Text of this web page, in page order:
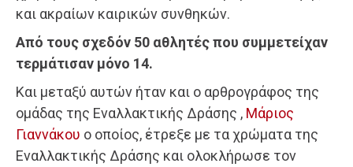
και ακραίων καιρικών συνθηκών.
Από τους σχεδόν 50 αθλητές που συμμετείχαν
τερμάτισαν μόνο 14.
Και μεταξύ αυτών ήταν και ο αρθρογράφος της
ομάδας της Εναλλακτικής Δράσης , Μάριος
Γιαννάκου ο οποίος, έτρεξε με τα χρώματα της
Εναλλακτικής Δράσης και ολοκλήρωσε τον